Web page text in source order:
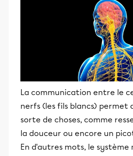
La communication entre le
nerfs (les fils blancs) permet
sorte de choses, comme
la douceur ou encore un
En d'autres mots, le système